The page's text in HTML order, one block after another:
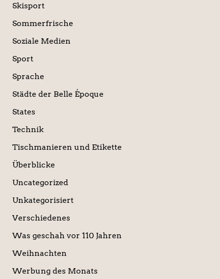
Skisport
Sommerfrische
Soziale Medien
Sport
Sprache
Städte der Belle Époque
States
Technik
Tischmanieren und Etikette
Überblicke
Uncategorized
Unkategorisiert
Verschiedenes
Was geschah vor 110 Jahren
Weihnachten
Werbung des Monats